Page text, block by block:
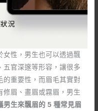
女性，男生也可以透過飄
五官深邃等形容，讓很多
的重要性，而眉毛其實對
修眉、畫眉或霧眉，男生
男生來飄眉的 5 種常見眉